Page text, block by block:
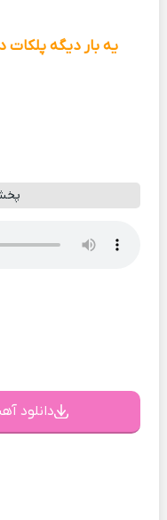
یه بار دیگه
دانلود